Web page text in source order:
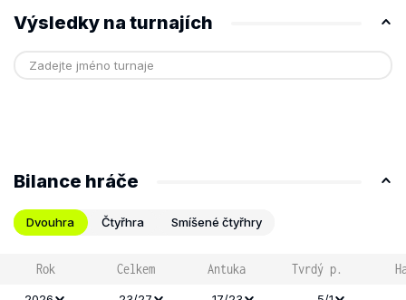
Výsledky na turnajích
Bilance hráče
Dvouhra Čtyřhra Smíšené čtyřhry
Rok Celkem Antuka Tvrdý p.